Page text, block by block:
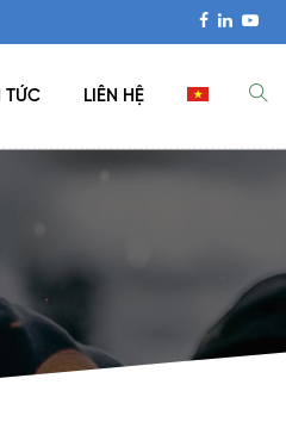
TỨC LIÊN HỆ